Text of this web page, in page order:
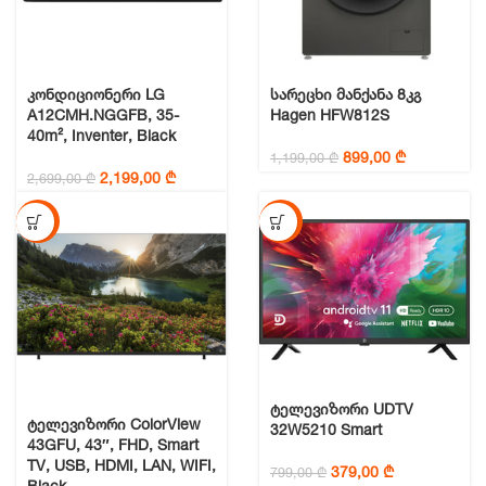
კონდიციონერი LG
A12CMH.NGGFB, 35-
40m², Inventer, Black
2,699,00₾ Original
2,699,00 ₾.
2,199,00 ₾Current
2,199,00 ₾.
სარეცხი მანქანა 8კგ
Hagen HFW812S
1,199,00₾ Original
1,199,00 ₾.
899,00 ₾Current
899,00 ₾.
-45%
ტელევიზორი ColorView
43GFU, 43″, FHD, Smart
TV, USB, HDMI, LAN, WIFI,
-53%
ტელევიზორი UDTV
32W5210 Smart
799,00₾ Original
379,00 ₾Current